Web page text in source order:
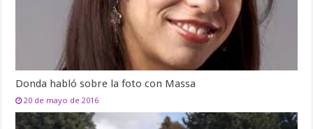
Donda habló sobre la foto con Massa
20 de mayo de 2016